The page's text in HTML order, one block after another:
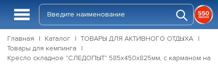
Главная Каталог
ТОВАРЫ ДЛЯ АКТИВНОГО ОТДЫХА
Товары для кемпинга
Кресло складное "СЛЕДОПЫТ" 585х450х825мм, с карманом на